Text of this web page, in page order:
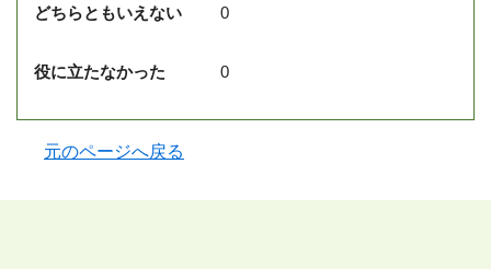
どちらともいえない 0
役に立たなかった 0
元のページへ戻る